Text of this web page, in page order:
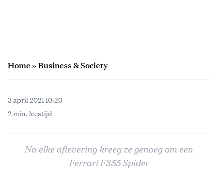
Home»Business & Society
3 april 2021 10:20
2 min. leestijd
Na elke aflevering kreeg ze genoeg om een
Ferrari F355 Spider